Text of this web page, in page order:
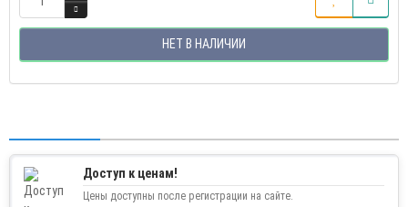
НЕТ В НАЛИЧИИ
Доступ к ценам!
Цены доступны после регистрации на сайте.